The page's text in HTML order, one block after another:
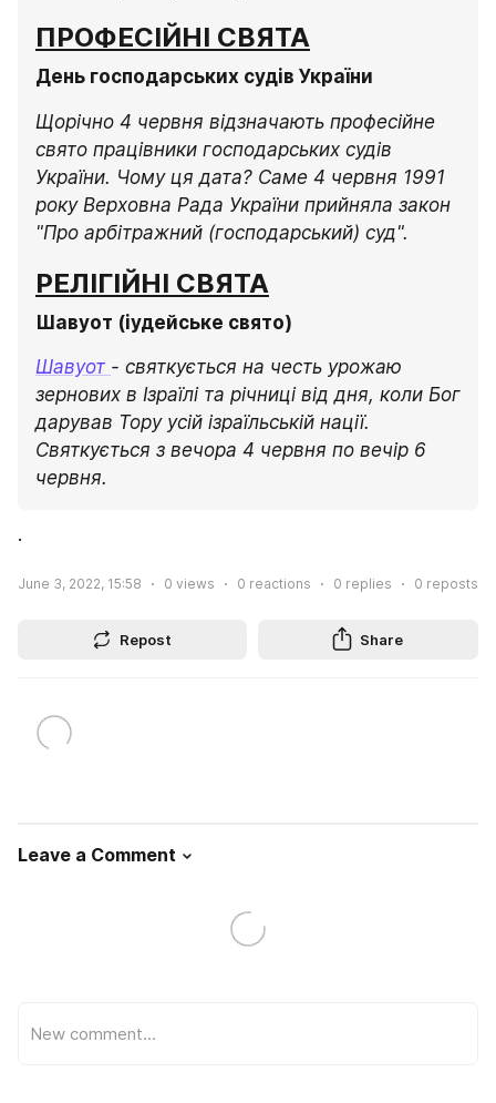
ПРОФЕСІЙНІ СВЯТА
День господарських судів України
Щорічно 4 червня відзначають професійне
свято працівники господарських судів
України. Чому ця дата? Саме 4 червня 1991
року Верховна Рада України прийняла закон
"Про арбітражний (господарський) суд".
РЕЛІГІЙНІ СВЯТА
Шавуот (іудейське свято)
Шавуот - святкується на честь урожаю
зернових в Ізраїлі та річниці від дня, коли Бог
дарував Тору усій ізраїльській нації.
Святкується з вечора 4 червня по вечір 6
червня.
·
June 3, 2022, 15:58 0 views 0 reactions 0 replies 0 reposts
Repost Share
Leave a Comment